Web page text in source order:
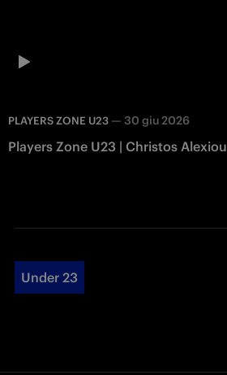
PLAYERS ZONE U23 — 30 giu 2026
Players Zone U23 | Christos Alexiou
Under 23